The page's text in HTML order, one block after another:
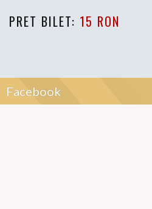
PRET BILET: 15 RON
Facebook